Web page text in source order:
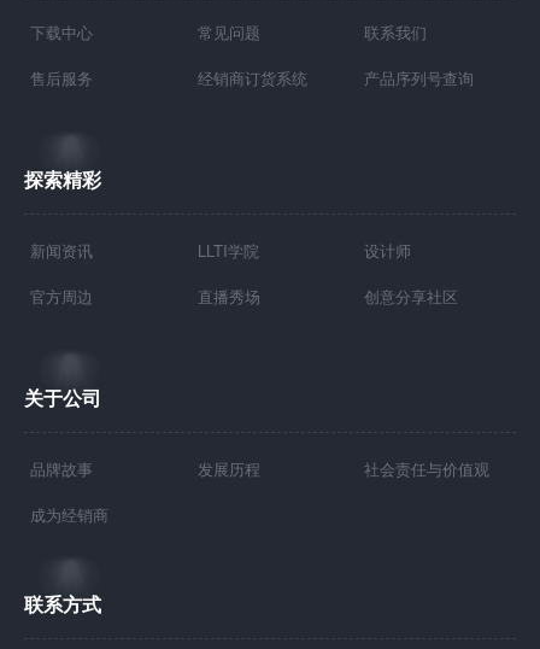
下载中心 常见问题 联系我们
售后服务 经销商订货系统 产品序列号查询
探索精彩
新闻资讯 LLTI学院 设计师
官方周边 直播秀场 创意分享社区
关于公司
品牌故事 发展历程 社会责任与价值观
成为经销商
联系方式